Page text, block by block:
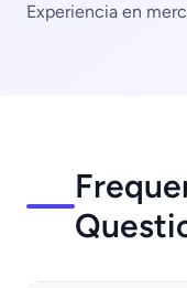
Experiencia en